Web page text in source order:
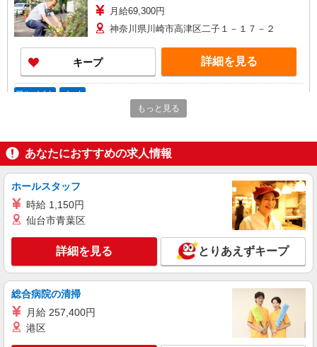
月給69,300円
神奈川県川崎市高津区二子１－１７－２
キープ 詳細を見る
アルバイト パート
ミニメイド・サービス株式会社
時給1,700円〜 研修期間（2日）：時給1,300円
※別途手当あり
神奈川県川崎市高津区 他、東京都・都内23
区・その他一都三県、お住まいに近い地域をご紹
キープ 詳細を見る
パート
ミニメイド・サービス株式会社
家事代行サービス
時給1,700円〜 研修期間（2日）：時給1,300円
※別途手当あり
神奈川県川崎市高津区 他、東京都・都内23
区・その他一都三県、お住まいに近い地域をご紹
もっと見る
あなたにおすすめの求人情報
ホールスタッフ
時給 1,150円
仙台市青葉区
詳細を見る とりあえずキープ
総合病院の清掃
月給 257,400円
港区